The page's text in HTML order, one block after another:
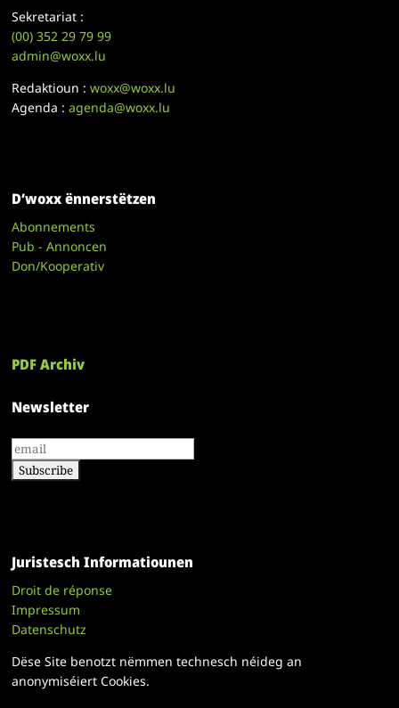
Sekretariat :
(00)352 29 79 99
admin@woxx.lu
Redaktioun :woxx@woxx.lu
Agenda :agenda@woxx.lu
D’woxx ënnerstëtzen
Abonnements
Pub - Annoncen
Don/Kooperativ
PDF Archiv
Newsletter
Juristesch Informatiounen
Droit de réponse
Impressum
Datenschutz
Dëse Site benotzt nëmmen technesch néideg an
anonymiséiert Cookies.